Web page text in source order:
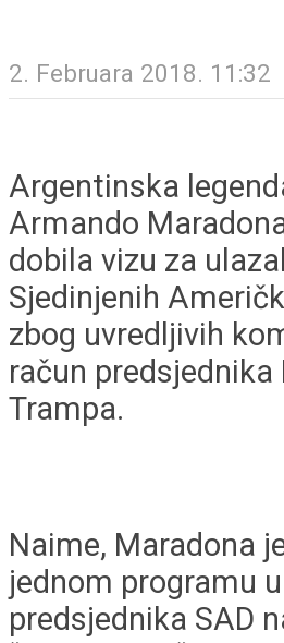
2. Februara 2018. 11:32
Argentinska
Armando
dobila vizu za
Sjedinjenih
zbog uvredljivih
račun predsjednika
Trampa.
Naime, Maradona
jednom programu
predsjednika SAD